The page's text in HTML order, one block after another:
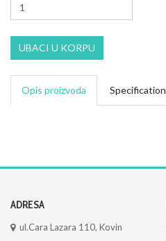
UBACI U KORPU
Opis proizvoda Specification
ADRESA
ul.Cara Lazara 110, Kovin